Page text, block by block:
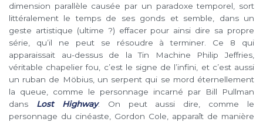
dimension parallèle causée par un paradoxe temporel, sort
littéralement le temps de ses gonds et semble, dans un
geste artistique (ultime ?) effacer pour ainsi dire sa propre
série, qu’il ne peut se résoudre à terminer. Ce 8 qui
apparaissait au-dessus de la Tin Machine Philip Jeffries,
véritable chapelier fou, c’est le signe de l’infini, et c’est aussi
un ruban de Möbius, un serpent qui se mord éternellement
la queue, comme le personnage incarné par Bill Pullman
dans Lost Highway. On peut aussi dire, comme le
personnage du cinéaste, Gordon Cole, apparaît de manière